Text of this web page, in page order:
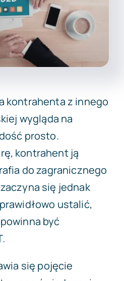
kontrahenta z innego
wygląda na
prosto.
kontrahent ją
do zagranicznego
się jednak
ustalić,
być
się pojęcie